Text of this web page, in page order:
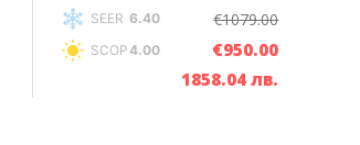
SEER 6.40
SCOP4.00
€1079.00
€950.00
1858.04 лв.